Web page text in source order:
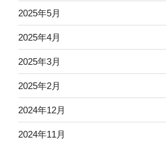
2025年5月
2025年4月
2025年3月
2025年2月
2024年12月
2024年11月